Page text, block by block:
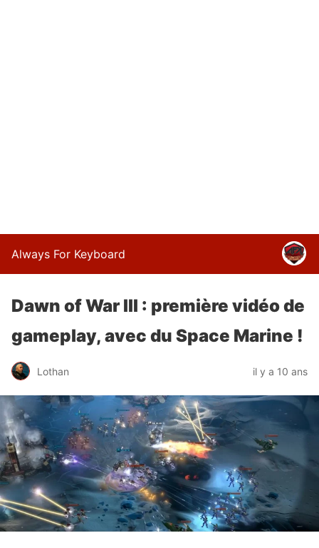
Always For Keyboard
Dawn of War III : première vidéo de
gameplay, avec du Space Marine !
Lothan il y a 10 ans